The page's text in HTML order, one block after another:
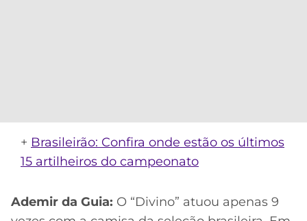
ATLÉTICO
MG
CRUZEIRO
+ Brasileirão: Confira onde estão os últimos
15 artilheiros do campeonato
Ademir da Guia: O “Divino” atuou apenas 9